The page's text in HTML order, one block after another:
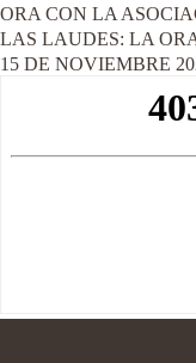
ORA CON LA
LAS LAUDES: LA
15 DE NOVIEMBRE